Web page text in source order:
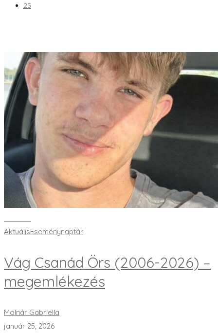
25
AktuálisEseménynaptár
Vág Csanád Örs (2006-2026) –
megemlékezés
Molnár Gabriella
január 25, 2026